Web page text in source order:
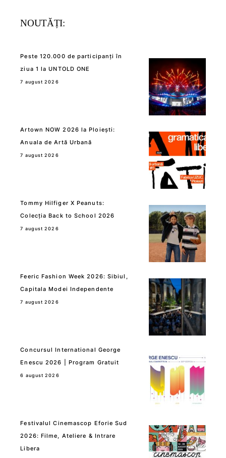
NOUTĂȚI:
Peste 120.000 de participanți în
ziua 1 la UNTOLD ONE
7 august 2026
Artown NOW 2026 la Ploiești:
Anuala de Artă Urbană
7 august 2026
Tommy Hilfiger X Peanuts:
Colecția Back to School 2026
7 august 2026
Feeric Fashion Week 2026: Sibiul,
Capitala Modei Independente
7 august 2026
Concursul International George
Enescu 2026 | Program Gratuit
6 august 2026
Festivalul Cinemascop Eforie Sud
2026: Filme, Ateliere & Intrare
Libera